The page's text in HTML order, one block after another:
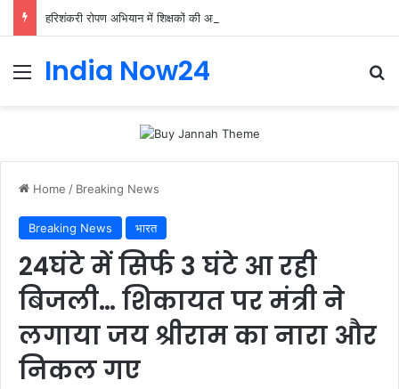
India Now24
Home / Breaking News
Breaking News भारत
24घंटे में सिर्फ 3 घंटे आ रही
बिजली… शिकायत पर मंत्री ने
लगाया जय श्रीराम का नारा और
निकल गए